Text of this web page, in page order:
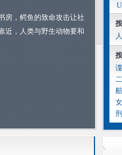
房，鳄鱼的致命攻击让社
近，人类与野生动物要和
U